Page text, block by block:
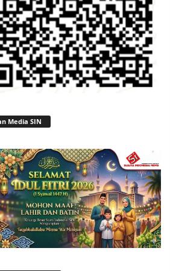
Media SIN